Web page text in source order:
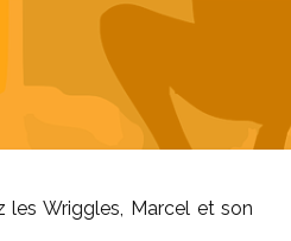
les Wriggles, Marcel et son